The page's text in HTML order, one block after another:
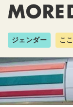
ジェンダー こ